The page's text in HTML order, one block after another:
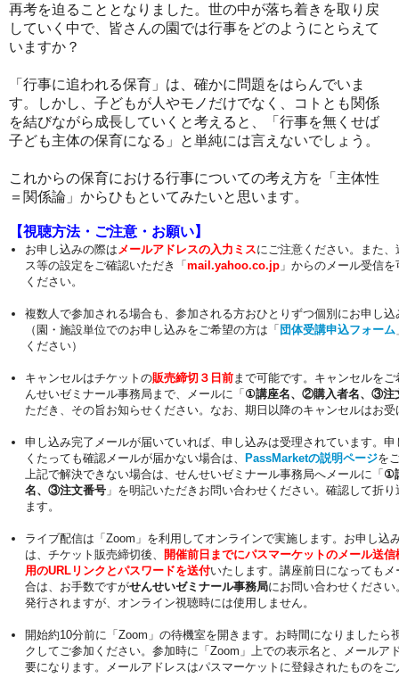
再考を迫ることとなりました。 世の中が落ち着きを取り戻
していく中で、皆さんの園では行事をどのようにとらえて
いますか？
「行事に追われる保育」は、確かに問題をはらんでいま
す。しかし、子どもが人やモノだけでなく、コトとも関係
を結びながら成長していくと考えると、「行事を無くせば
子ども主体の保育になる」と単純には言えないでしょう。
これからの保育における行事についての考え方を「主体性
＝関係論」からひもといてみたいと思います。
【視聴方法・ご注意・お願い】
お申し込みの際はメールアドレスの入力ミスにご注意ください。また
ス等の設定をご確認いただき「 mail.yahoo.co.jp 」からのメール受信
ください。
複数人で参加される場合も、参加される方おひとりずつ個別にお申し込
（園・施設単位でのお申し込みをご希望の方は「 団体受講申込フォーム
ください）
キャンセルはチケットの販売締切３日前まで可能です。キャンセルを
んせいゼミナール事務局まで、メールに「 ①講座名、②購入者名、③注
ただき、その旨お知らせください。なお、期日以降のキャンセルはお
申し込み完了メールが届いていれば、申し込みは受理されています。
くたっても確認メールが届かない場合は、
PassMarketの説明ページを
上記で解決できない場合は、せんせいゼミナール事務局へメールに「 ①
名、③注文番号 」を明記いただきお問い合わせください。確認して折
ます。
ライブ配信は「Zoom」を利用してオンラインで実施します。お申し込
は、チケット販売締切後、
開催前日までにパスマーケットのメール送
用のURLリンクとパスワードを送付いたします。講座前日になっても
合は、お手数ですがせんせいゼミナール事務局にお問い合わせくださ
発行されますが、オンライン視聴時には使用しません。
開始約10分前に「Zoom」の待機室を開きます。お時間になりましたら
クしてご参加ください。参加時に「Zoom」上での表示名と、メールア
要になります。メールアドレスはパスマーケットに登録されたものを